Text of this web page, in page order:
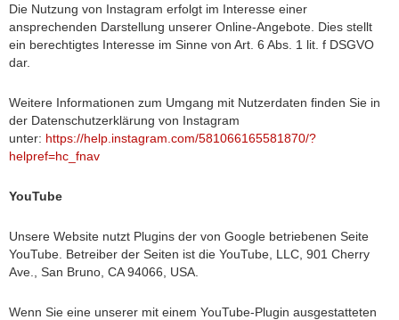
Die Nutzung von Instagram erfolgt im Interesse einer
ansprechenden Darstellung unserer Online-Angebote. Dies stellt
ein berechtigtes Interesse im Sinne von Art. 6 Abs. 1 lit. f DSGVO
dar.
Weitere Informationen zum Umgang mit Nutzerdaten finden Sie in
der Datenschutzerklärung von Instagram
unter: https://help.instagram.com/581066165581870/?
helpref=hc_fnav
YouTube
Unsere Website nutzt Plugins der von Google betriebenen Seite
YouTube. Betreiber der Seiten ist die YouTube, LLC, 901 Cherry
Ave., San Bruno, CA 94066, USA.
Wenn Sie eine unserer mit einem YouTube-Plugin ausgestatteten